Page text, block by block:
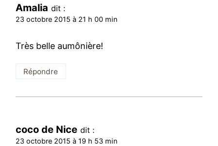
Amalia dit :
23 octobre 2015 à 21 h 00 min
Très belle aumônière!
Répondre
coco de Nice dit :
23 octobre 2015 à 19 h 53 min